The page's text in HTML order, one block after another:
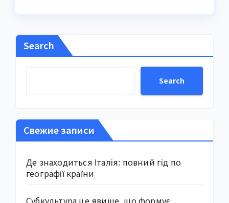
Search
Search
Свежие записи
Де знаходиться Італія: повний гід по
географії країни
Субкультура це явище, що формує